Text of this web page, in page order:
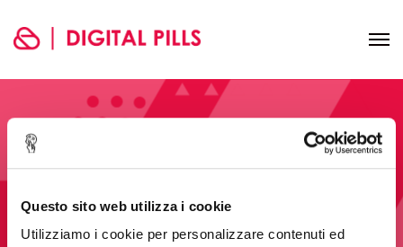
Questo sito web utilizza i cookie
Utilizziamo i cookie per personalizzare contenuti ed
Checkout
Home Checkout